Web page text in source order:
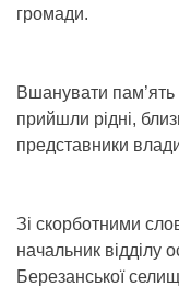
громади.
Вшанувати пам’ять
прийшли рідні,
представники
Зі скорботними
начальник відділу
Березанської